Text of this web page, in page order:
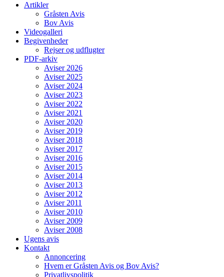
Artikler
Gråsten Avis
Bov Avis
Videogalleri
Begivenheder
Rejser og udflugter
PDF-arkiv
Aviser 2026
Aviser 2025
Aviser 2024
Aviser 2023
Aviser 2022
Aviser 2021
Aviser 2020
Aviser 2019
Aviser 2018
Aviser 2017
Aviser 2016
Aviser 2015
Aviser 2014
Aviser 2013
Aviser 2012
Aviser 2011
Aviser 2010
Aviser 2009
Aviser 2008
Ugens avis
Kontakt
Annoncering
Hvem er Gråsten Avis og Bov Avis?
Privatlivspolitik